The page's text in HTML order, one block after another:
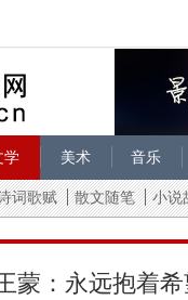
学 美术 音乐
词歌赋 散文随笔 小说
蒙：永远抱着